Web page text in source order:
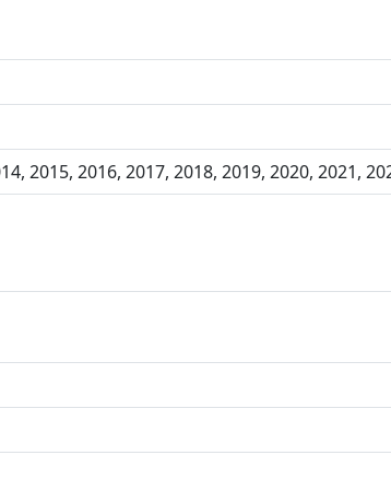
2015, 2016, 2017, 2018, 2019, 2020, 2021,